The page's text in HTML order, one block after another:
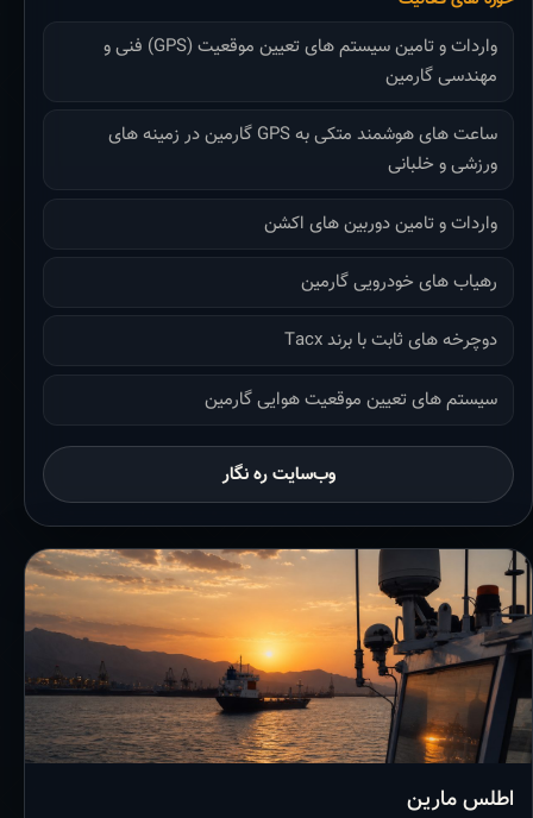
واردات و تامین سیستم های تعیین موقعیت (GPS) فنی و
مهندسی گارمین
ساعت های هوشمند متکی به GPS گارمین در زمینه های
ورزشی و خلبانی
واردات و تامین دوربین های اکشن
رهیاب های خودرویی گارمین
دوچرخه های ثابت با برند Tacx
سیستم های تعیین موقعیت هوایی گارمین
وب‌سایت ره نگار
اطلس مارین